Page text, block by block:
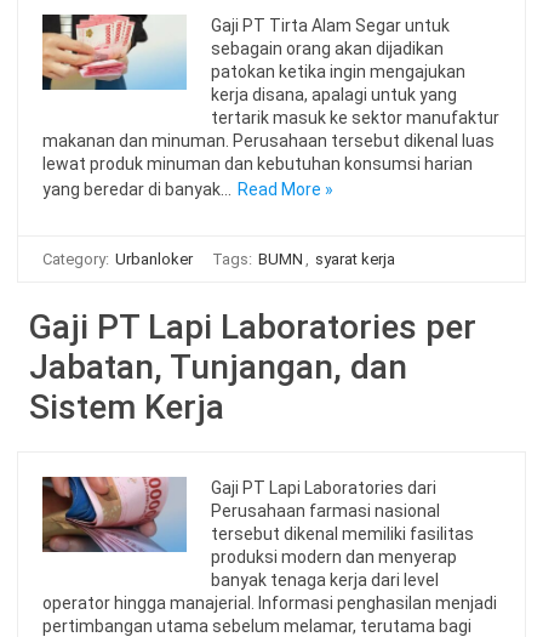
Gaji PT Tirta Alam Segar untuk
sebagain orang akan dijadikan
patokan ketika ingin mengajukan
kerja disana, apalagi untuk yang
tertarik masuk ke sektor manufaktur
makanan dan minuman. Perusahaan tersebut dikenal luas
lewat produk minuman dan kebutuhan konsumsi harian
yang beredar di banyak…
Read More »
Category: Urbanloker Tags: BUMN syarat kerja
Gaji PT Lapi Laboratories per
Jabatan, Tunjangan, dan
Sistem Kerja
Gaji PT Lapi Laboratories dari
Perusahaan farmasi nasional
tersebut dikenal memiliki fasilitas
produksi modern dan menyerap
banyak tenaga kerja dari level
operator hingga manajerial. Informasi penghasilan menjadi
pertimbangan utama sebelum melamar, terutama bagi